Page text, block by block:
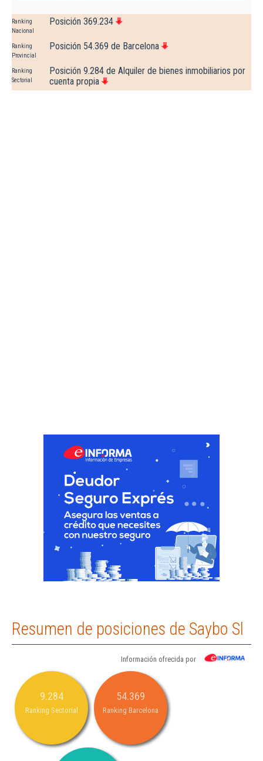
Ranking
Nacional
Posición 369.234
Ranking
Provincial
Posición 54.369 de Barcelona
Ranking
Sectorial
Posición 9.284 de Alquiler de bienes inmobiliarios por
cuenta propia
Resumen de posiciones de Saybo Sl
Información ofrecida por
9.284
Ranking Sectorial
54.369
Ranking Barcelona